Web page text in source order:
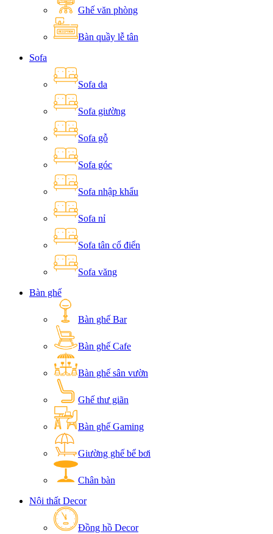
Ghế văn phòng
Bàn quầy lễ tân
Sofa
Sofa da
Sofa giường
Sofa gỗ
Sofa góc
Sofa nhập khẩu
Sofa nỉ
Sofa tân cổ điển
Sofa văng
Bàn ghế
Bàn ghế Bar
Bàn ghế Cafe
Bàn ghế sân vườn
Ghế thư giãn
Bàn ghế Gaming
Giường ghế bể bơi
Chân bàn
Nội thất Decor
Đồng hồ Decor